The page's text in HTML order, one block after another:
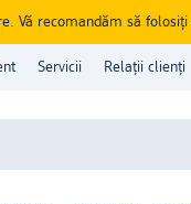
Vă recomandăm să folosiți
Servicii Relații clienți